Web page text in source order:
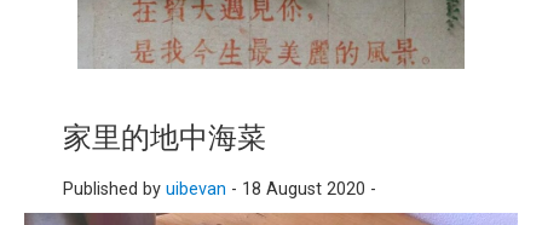
友会
家里的地中海菜
Published by uibevan - 18 August 2020 -